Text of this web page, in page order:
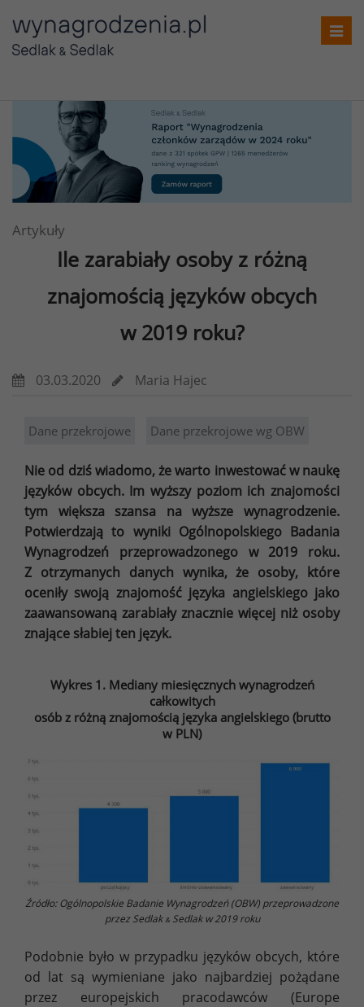
Artykuły
Ile zarabiały osoby z różną
znajomością języków obcych
w 2019 roku?
03.03.2020 Maria Hajec
Dane przekrojowe Dane przekrojowe wg OBW
Nie od dziś wiadomo, że warto inwestować w naukę
języków obcych. Im wyższy poziom ich znajomości
tym większa szansa na wyższe wynagrodzenie.
Potwierdzają to wyniki Ogólnopolskiego Badania
Wynagrodzeń przeprowadzonego w 2019 roku.
Z otrzymanych danych wynika, że osoby, które
oceniły swoją znajomość języka angielskiego jako
zaawansowaną zarabiały znacznie więcej niż osoby
znające słabiej ten język.
Wykres 1. Mediany miesięcznych wynagrodzeń
całkowitych
osób z różną znajomością języka angielskiego (brutto
w PLN)
Źródło: Ogólnopolskie Badanie Wynagrodzeń (OBW) przeprowadzone
przez Sedlak &Sedlak w 2019 roku
Podobnie było w przypadku języków obcych, które
od lat są wymieniane jako najbardziej pożądane
przez europejskich pracodawców (Europe